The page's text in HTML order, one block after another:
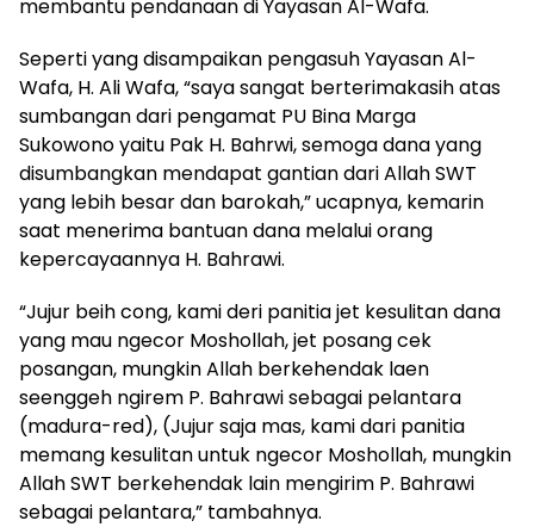
membantu pendanaan di Yayasan Al-Wafa.
Seperti yang disampaikan pengasuh Yayasan Al-
Wafa, H. Ali Wafa, “saya sangat berterimakasih atas
sumbangan dari pengamat PU Bina Marga
Sukowono yaitu Pak H. Bahrwi, semoga dana yang
disumbangkan mendapat gantian dari Allah SWT
yang lebih besar dan barokah,” ucapnya, kemarin
saat menerima bantuan dana melalui orang
kepercayaannya H. Bahrawi.
“Jujur beih cong, kami deri panitia jet kesulitan dana
yang mau ngecor Moshollah, jet posang cek
posangan, mungkin Allah berkehendak laen
seenggeh ngirem P. Bahrawi sebagai pelantara
(madura-red), (Jujur saja mas, kami dari panitia
memang kesulitan untuk ngecor Moshollah, mungkin
Allah SWT berkehendak lain mengirim P. Bahrawi
sebagai pelantara,” tambahnya.